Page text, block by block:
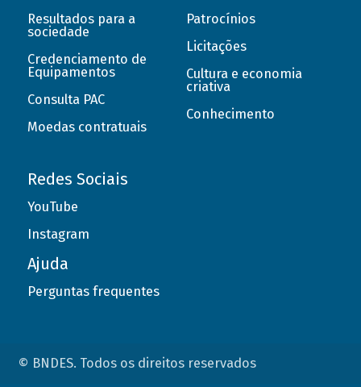
Resultados para a
sociedade
Credenciamento de
Equipamentos
Consulta PAC
Moedas contratuais
Patrocínios
Licitações
Cultura e economia
criativa
Conhecimento
Redes Sociais
YouTube
Instagram
Ajuda
Perguntas frequentes
© BNDES. Todos os direitos reservados